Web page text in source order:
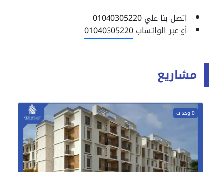
اتصل بنا علي01040305220
أو عبر الواتساب01040305220
مشاريع
0 وحدات